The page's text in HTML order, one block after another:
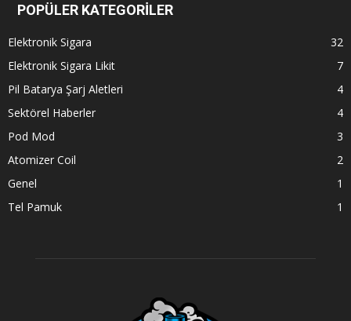
POPÜLER KATEGORİLER
Elektronik Sigara
32
Elektronik Sigara Likit
7
Pil Batarya Şarj Aletleri
4
Sektörel Haberler
4
Pod Mod
3
Atomizer Coil
2
Genel
1
Tel Pamuk
1